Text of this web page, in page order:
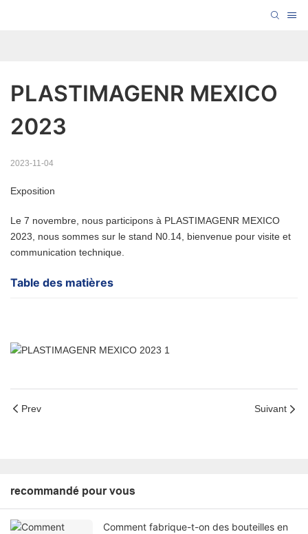
PLASTIMAGENR MEXICO
2023
2023-11-04
Exposition
Le 7 novembre, nous participons à PLASTIMAGENR MEXICO
2023, nous sommes sur le stand N0.14, bienvenue pour visite et
communication technique.
Table des matières
Prev Suivant
recommandé pour vous
Comment fabrique-t-on des bouteilles en